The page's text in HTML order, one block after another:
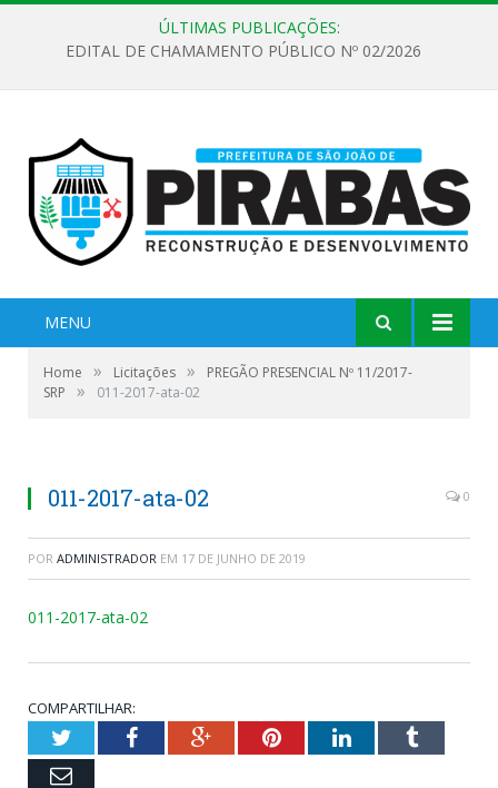
ÚLTIMAS PUBLICAÇÕES:
EDITAL DE CHAMAMENTO PÚBLICO Nº 02/2026
MENU
Home » Licitações »
PREGÃO PRESENCIAL Nº 11/2017-
SRP
» 011-2017-ata-02
011-2017-ata-02 0
POR ADMINISTRADOR EM 17 DE JUNHO DE 2019
011-2017-ata-02
COMPARTILHAR:
TwitterFacebookGoogle+PinterestLinkedInTumblr
Email